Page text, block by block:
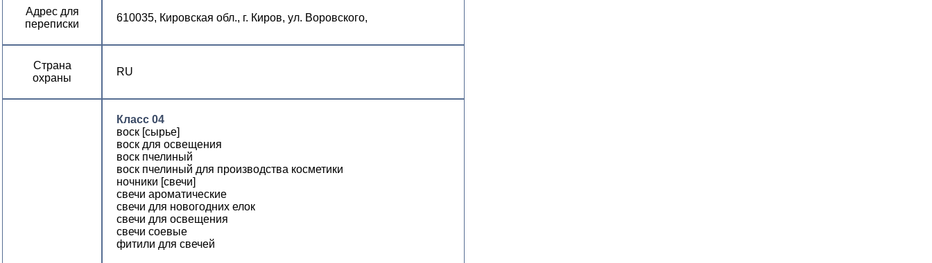
Адрес для
переписки
610035, Кировская обл., г. Киров, ул. Воровского,
Страна
охраны
RU
Класс 04
воск [сырье]
воск для освещения
воск пчелиный
воск пчелиный для производства косметики
ночники [свечи]
свечи ароматические
свечи для новогодних елок
свечи для освещения
свечи соевые
фитили для свечей